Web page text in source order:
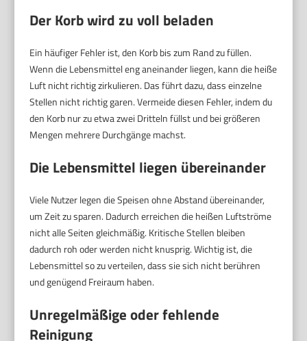
Der Korb wird zu voll beladen
Ein häufiger Fehler ist, den Korb bis zum Rand zu füllen.
Wenn die Lebensmittel eng aneinander liegen, kann die heiße
Luft nicht richtig zirkulieren. Das führt dazu, dass einzelne
Stellen nicht richtig garen. Vermeide diesen Fehler, indem du
den Korb nur zu etwa zwei Dritteln füllst und bei größeren
Mengen mehrere Durchgänge machst.
Die Lebensmittel liegen übereinander
Viele Nutzer legen die Speisen ohne Abstand übereinander,
um Zeit zu sparen. Dadurch erreichen die heißen Luftströme
nicht alle Seiten gleichmäßig. Kritische Stellen bleiben
dadurch roh oder werden nicht knusprig. Wichtig ist, die
Lebensmittel so zu verteilen, dass sie sich nicht berühren
und genügend Freiraum haben.
Unregelmäßige oder fehlende
Reinigung